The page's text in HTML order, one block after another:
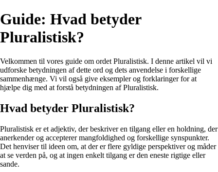
Guide: Hvad betyder
Pluralistisk?
Velkommen til vores guide om ordet Pluralistisk. I denne artikel vil vi
udforske betydningen af dette ord og dets anvendelse i forskellige
sammenhænge. Vi vil også give eksempler og forklaringer for at
hjælpe dig med at forstå betydningen af Pluralistisk.
Hvad betyder Pluralistisk?
Pluralistisk er et adjektiv, der beskriver en tilgang eller en holdning, der
anerkender og accepterer mangfoldighed og forskellige synspunkter.
Det henviser til ideen om, at der er flere gyldige perspektiver og måder
at se verden på, og at ingen enkelt tilgang er den eneste rigtige eller
sande.